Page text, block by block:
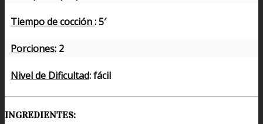
Tiempo de cocción: 5′
Porciones: 2
Nivel de Dificultad: fácil
INGREDIENTES: